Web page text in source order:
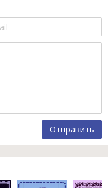
Отправить